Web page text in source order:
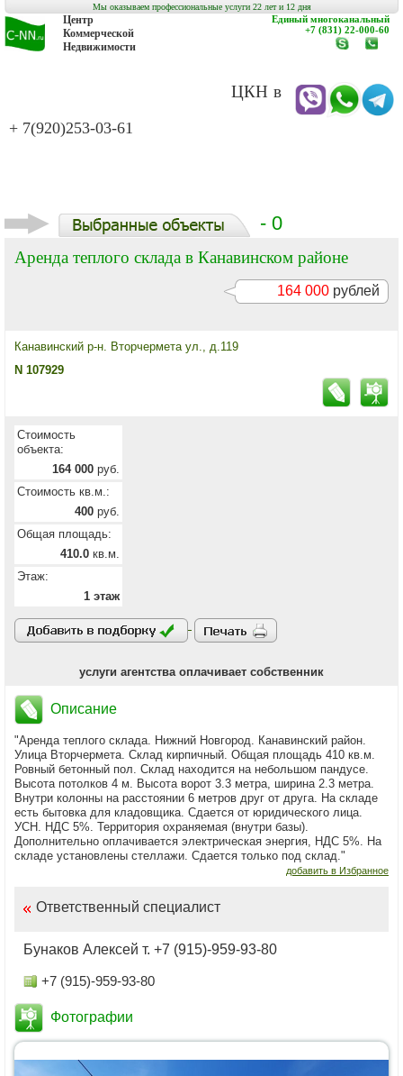
Мы оказываем профессиональные услуги 22 лет и 12 дня
Центр
Коммерческой
Недвижимости
ЦКН в
+ 7(920)253-03-61
Единый многоканальный
+7 (831) 22-000-60
www.c-
- 0
Аренда теплого склада в Канавинском районе
164 000 рублей
Канавинский р-н. Вторчермета ул., д.119
N 107929
Стоимость
объекта:
164 000 руб.
Стоимость кв.м.:
400 руб.
Общая площадь:
410.0 кв.м.
Этаж:
1 этаж
услуги агентства оплачивает собственник
Описание
"Аренда теплого склада. Нижний Новгород. Канавинский район.
Улица Вторчермета. Склад кирпичный. Общая площадь 410 кв.м.
Ровный бетонный пол. Склад находится на небольшом пандусе.
Высота потолков 4 м. Высота ворот 3.3 метра, ширина 2.3 метра.
Внутри колонны на расстоянии 6 метров друг от друга. На складе
есть бытовка для кладовщика. Сдается от юридического лица.
УСН. НДС 5%. Территория охраняемая (внутри базы).
Дополнительно оплачивается электрическая энергия, НДС 5%. На
складе установлены стеллажи. Сдается только под склад."
добавить в Избранное
Ответственный специалист
Бунаков Алексей т. +7 (915)-959-93-80
+7 (915)-959-93-80
Фотографии